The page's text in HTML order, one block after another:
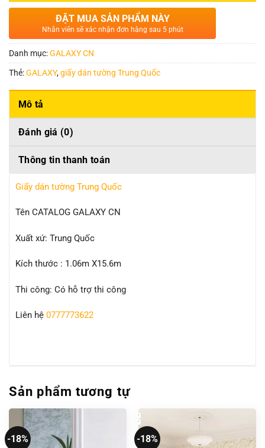
ĐẶT MUA SẢN PHẨM NÀY
Nhân viên sẽ xác nhận đơn hàng sau 5 phút
Danh mục:GALAXY CN
Thẻ:GALAXY,giấy dán tường Trung Quốc
Mô tả
Đánh giá (0)
Thông tin thanh toán
Giấy dán tường Trung Quốc
Tên CATALOG GALAXY CN
Xuất xứ: Trung Quốc
Kích thước : 1.06m X15.6m
Thi công: Có hỗ trợ thi công
Liên hệ 0777773622
Sản phẩm tương tự
-18% -18%